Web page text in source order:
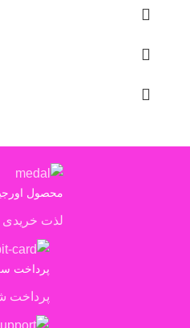
محصول
لذت
پرداخت
پرداخت